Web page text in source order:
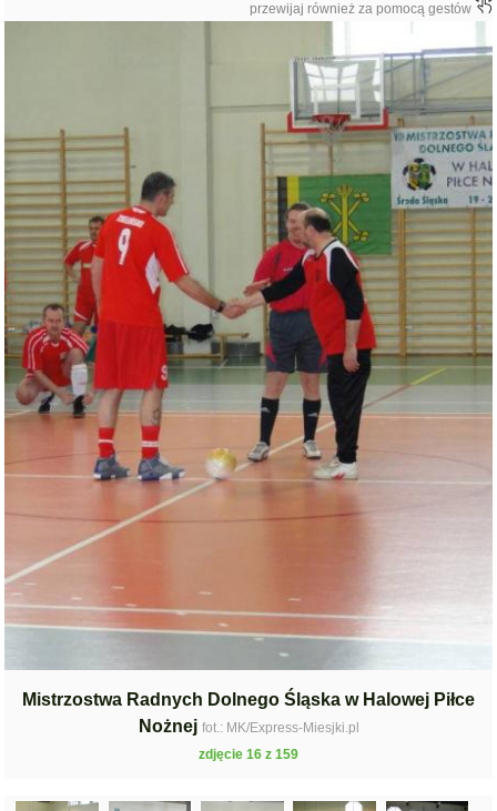
przewijaj również za pomocą gestów
Mistrzostwa Radnych Dolnego Śląska w Halowej Piłce
Nożnej fot.: MK/Express-Miesjki.pl
zdjęcie 16 z 159